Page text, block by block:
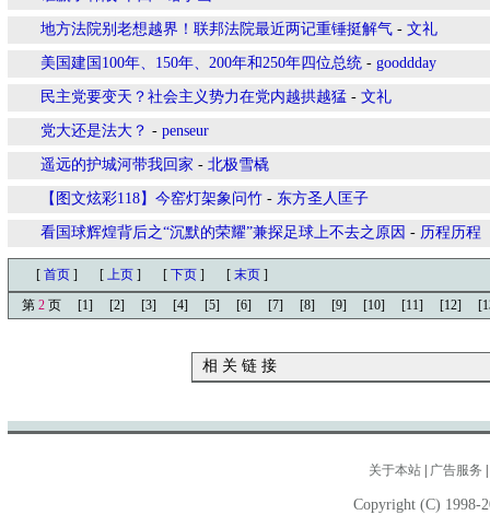
地方法院别老想越界！联邦法院最近两记重锤挺解气 - 文礼
美国建国100年、150年、200年和250年四位总统 - gooddday
民主党要变天？社会主义势力在党内越拱越猛 - 文礼
党大还是法大？ - penseur
遥远的护城河带我回家 - 北极雪橇
【图文炫彩118】今窑灯架象问竹 - 东方圣人匡子
看国球辉煌背后之“沉默的荣耀”兼探足球上不去之原因 - 历程历程
[ 首页 ] [ 上页 ] [ 下页 ] [ 末页 ]
第 2 页 [1] [2] [3] [4] [5] [6] [7] [8] [9] [10] [11] [12]
相 关 链 接
关于本站 广告服务
Copyright (C) 1998-